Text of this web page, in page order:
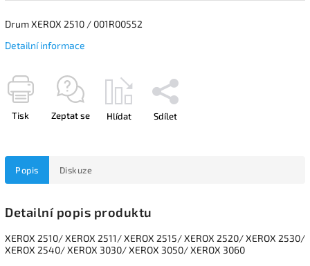
Drum XEROX 2510 / 001R00552
Detailní informace
Tisk Zeptat se Hlídat Sdílet
Popis Diskuze
Detailní popis produktu
XEROX 2510/ XEROX 2511/ XEROX 2515/ XEROX 2520/ XEROX 2530/
XEROX 2540/ XEROX 3030/ XEROX 3050/ XEROX 3060